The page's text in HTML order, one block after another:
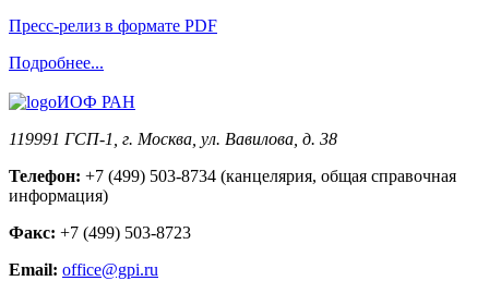
Пресс-релиз в формате PDF
Подробнее...
ИОФ РАН
119991 ГСП-1, г. Москва, ул. Вавилова, д. 38
Телефон: +7 (499) 503-8734 (канцелярия, общая справочная
информация)
Факс: +7 (499) 503-8723
Email: office@gpi.ru